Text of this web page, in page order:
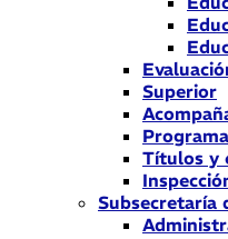
Superior
Títulos y
Subsecretaría